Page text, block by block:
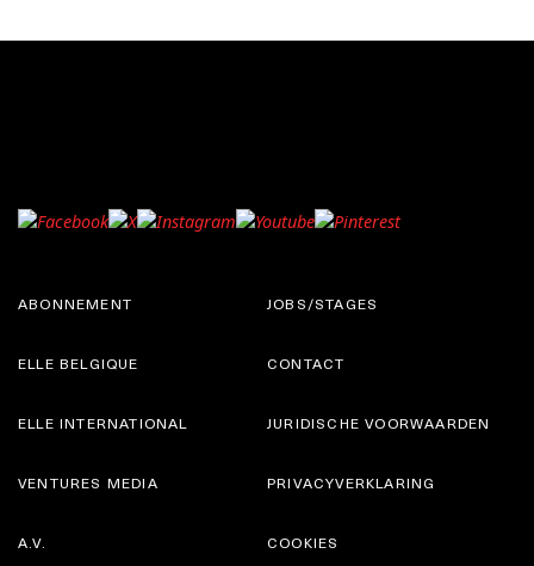
ABONNEMENT
ELLE BELGIQUE
JOBS/STAGES
CONTACT
ELLE INTERNATIONAL
VENTURES MEDIA
JURIDISCHE VOORWAARDEN
PRIVACYVERKLARING
A.V. COOKIES